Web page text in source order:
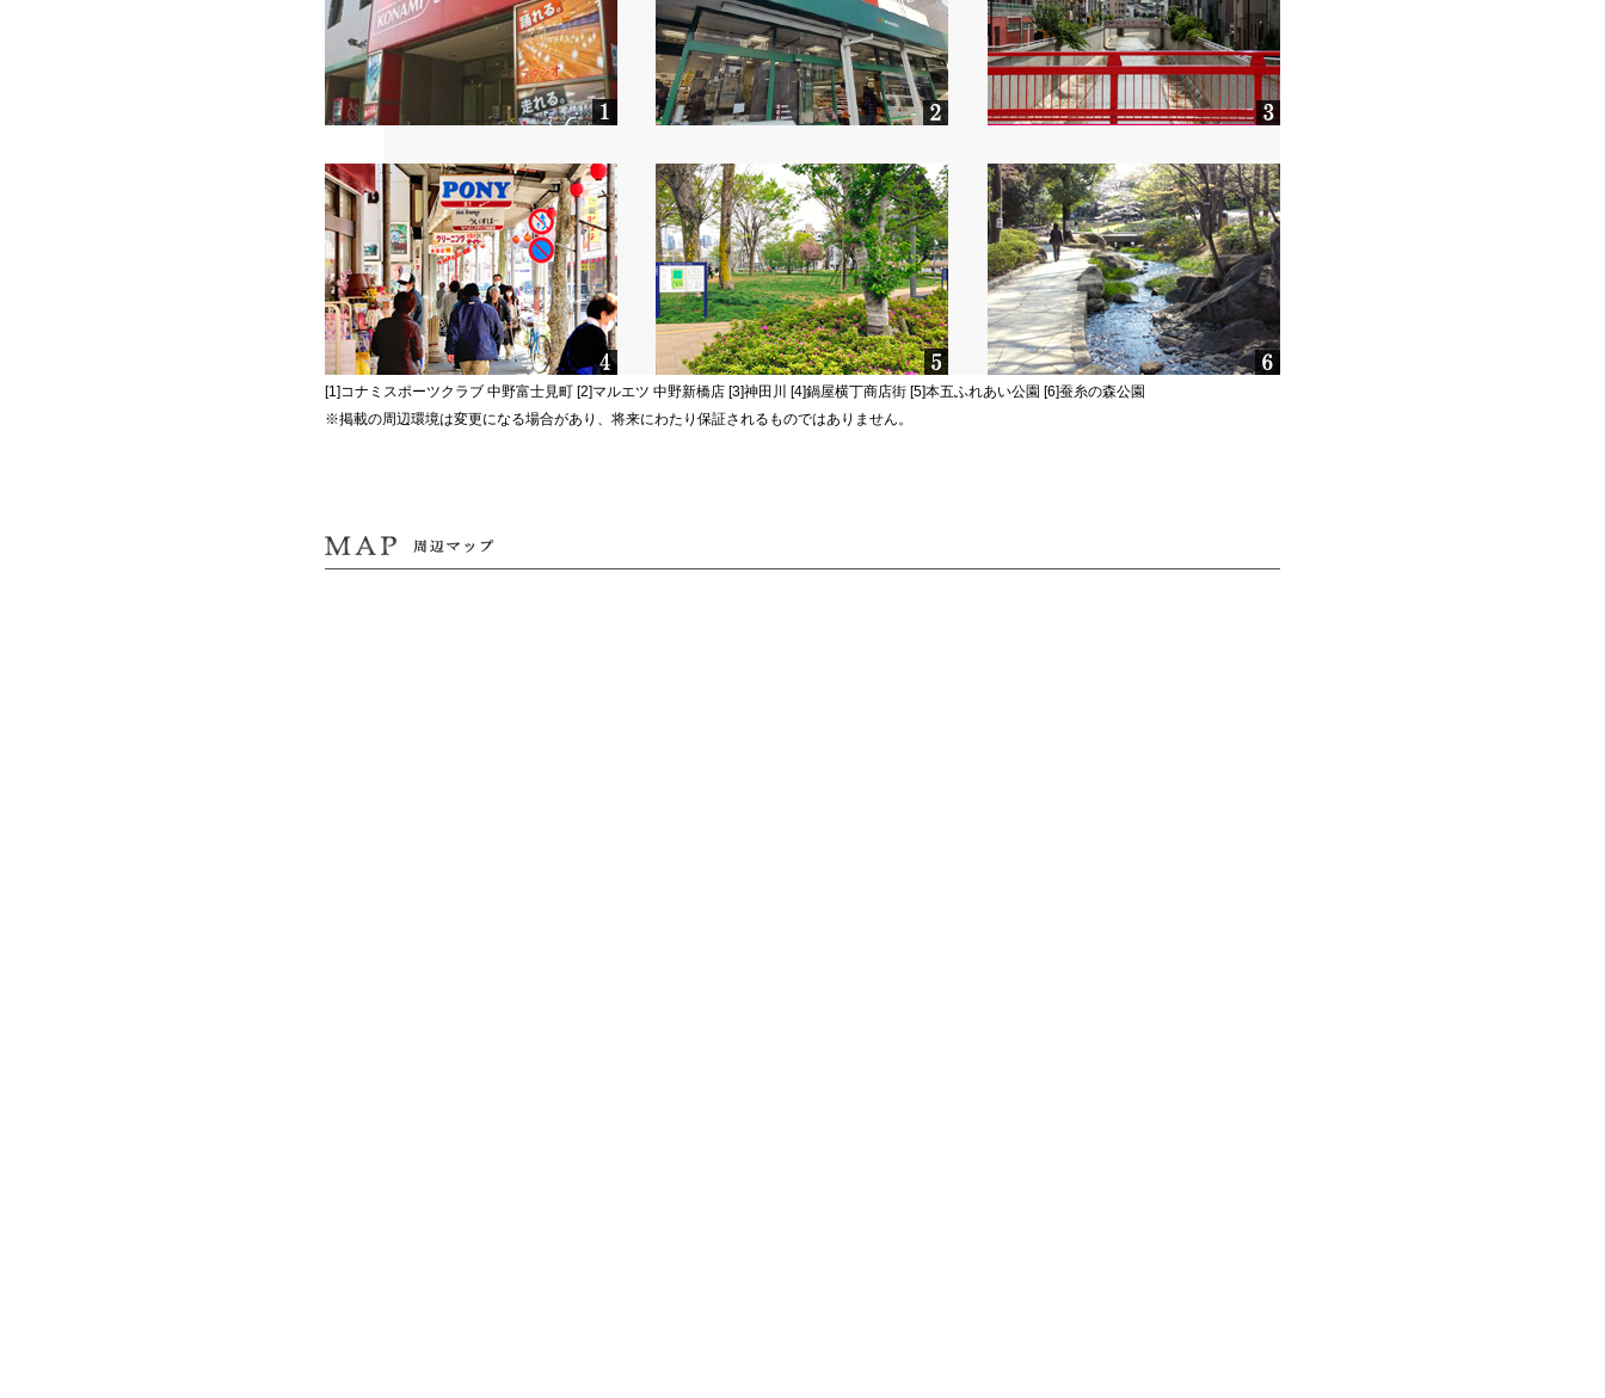
[1]コナミスポーツクラブ 中野富士見町 [2]マルエツ 中野新橋店 [3]神田川 [4]鍋屋横丁商店街 [5]本五ふれあい公園 [6]蚕糸の森公園
※掲載の周辺環境は変更になる場合があり、将来にわたり保証されるものではありません。